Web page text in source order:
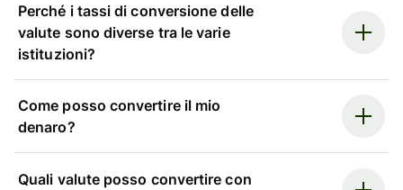
Perché i tassi di conversione delle
valute sono diverse tra le varie
istituzioni?
Come posso convertire il mio
denaro?
Quali valute posso convertire con